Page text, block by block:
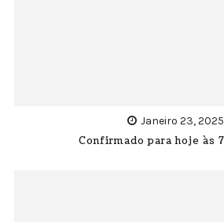
Janeiro 23, 2025
Confirmado para hoje às